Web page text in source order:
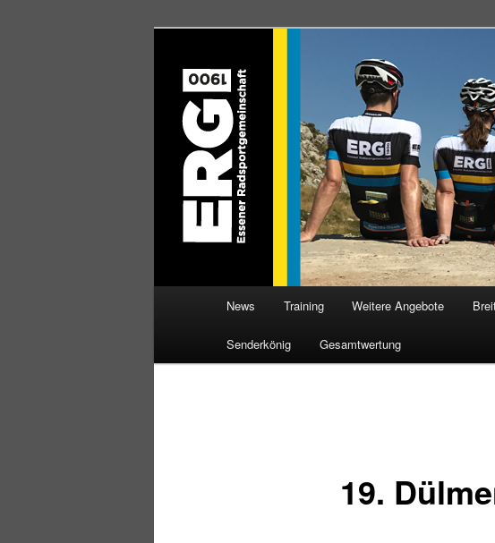
ERG 1900 e.V
News Training Weitere Angebote
Senderkönig Gesamtwertung
19.